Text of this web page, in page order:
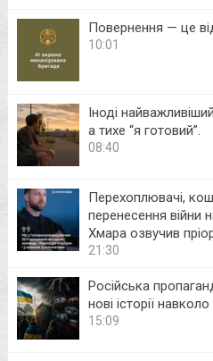
Повернення — це
10:01
Іноді
а тихе “я готовий”.
08:40
Перехоплювачі,
перенесення війни
Хмара озвучив
21:30
Російська
нові історії
15:09